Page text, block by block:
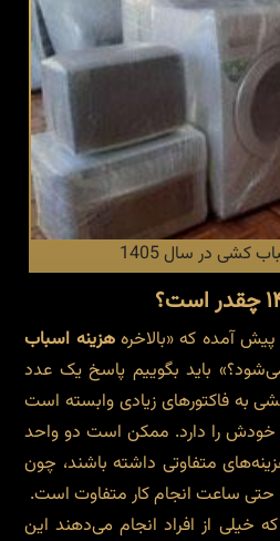
کشی در سال 1405
آمده که «بالاخرههزینه اسباب
چقدر می‌شود؟» باید بگوییم پاسخ یک عدد
به فاکتورهای زیادی وابسته است
را دارد. ممکن است دو واحد
متفاوتی داشته باشند، چون
حتی ساعت انجام کار متفاوت است.
خیلی از افراد انجام می‌دهند این